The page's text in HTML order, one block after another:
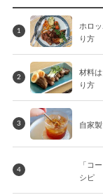
1
ホロ
り方
2
材料
り方
3 自家
4
「コ
シピ